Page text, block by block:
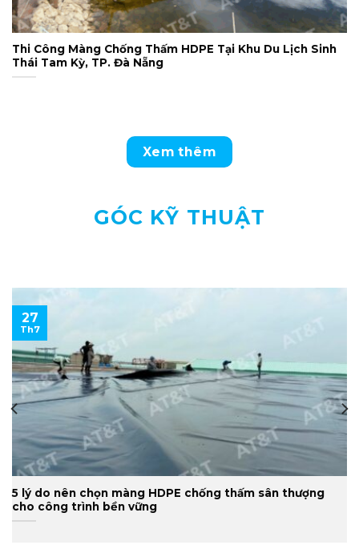
Thi Công Màng Chống Thấm HDPE Tại Khu Du Lịch Sinh
Thái Tam Kỳ, TP. Đà Nẵng
Xem thêm
GÓC KỸ THUẬT
5 lý do nên chọn màng HDPE chống thấm sân thượng
cho công trình bền vững
27
Th7